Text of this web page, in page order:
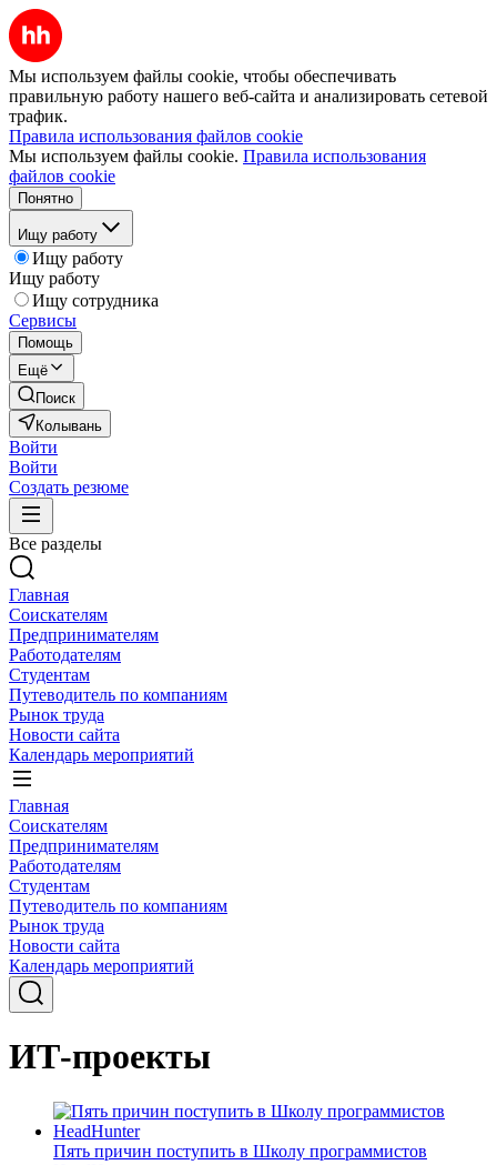
Мы используем файлы cookie, чтобы обеспечивать
правильную работу нашего веб-сайта и анализировать сетевой
трафик.
Правила использования файлов cookie
Мы используем файлы cookie. Правила использования
файлов cookie
Понятно
Ищу работу
Ищу работу
Ищу работу
Ищу сотрудника
Сервисы
Помощь
Ещё
Поиск
Колывань
Войти
Войти
Создать резюме
Все разделы
Главная
Соискателям
Предпринимателям
Работодателям
Студентам
Путеводитель по компаниям
Рынок труда
Новости сайта
Календарь мероприятий
Главная
Соискателям
Предпринимателям
Работодателям
Студентам
Путеводитель по компаниям
Рынок труда
Новости сайта
Календарь мероприятий
ИТ-проекты
Пять причин поступить в Школу программистов